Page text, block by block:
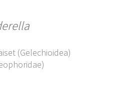
(Gelechioidea)